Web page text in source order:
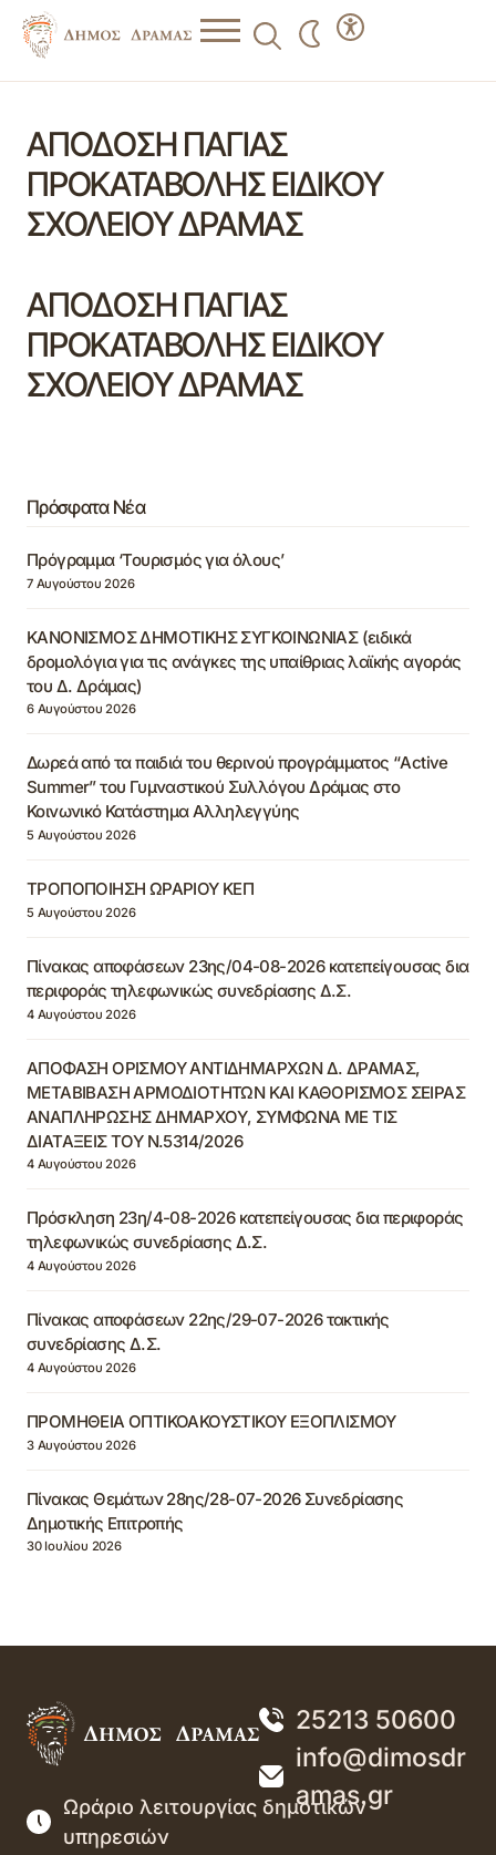
ΑΠΟΔΟΣΗ ΠΑΓΙΑΣ
ΠΡΟΚΑΤΑΒΟΛΗΣ ΕΙΔΙΚΟΥ
ΣΧΟΛΕΙΟΥ ΔΡΑΜΑΣ
ΑΠΟΔΟΣΗ ΠΑΓΙΑΣ
ΠΡΟΚΑΤΑΒΟΛΗΣ ΕΙΔΙΚΟΥ
ΣΧΟΛΕΙΟΥ ΔΡΑΜΑΣ
Πρόσφατα Νέα
Πρόγραμμα ‘Τουρισμός για όλους’
7 Αυγούστου 2026
ΚΑΝΟΝΙΣΜΟΣ ΔΗΜΟΤΙΚΗΣ ΣΥΓΚΟΙΝΩΝΙΑΣ (ειδικά
δρομολόγια για τις ανάγκες της υπαίθριας λαϊκής αγοράς
του Δ. Δράμας)
6 Αυγούστου 2026
Δωρεά από τα παιδιά του θερινού προγράμματος “Active
Summer” του Γυμναστικού Συλλόγου Δράμας στο
Κοινωνικό Κατάστημα Αλληλεγγύης
5 Αυγούστου 2026
ΤΡΟΠΟΠΟΙΗΣΗ ΩΡΑΡΙΟΥ ΚΕΠ
5 Αυγούστου 2026
Πίνακας αποφάσεων 23ης/04-08-2026 κατεπείγουσας δια
περιφοράς τηλεφωνικώς συνεδρίασης Δ.Σ.
4 Αυγούστου 2026
ΑΠΟΦΑΣΗ ΟΡΙΣΜΟΥ ΑΝΤΙΔΗΜΑΡΧΩΝ Δ. ΔΡΑΜΑΣ,
ΜΕΤΑΒΙΒΑΣΗ ΑΡΜΟΔΙΟΤΗΤΩΝ ΚΑΙ ΚΑΘΟΡΙΣΜΟΣ ΣΕΙΡΑΣ
ΑΝΑΠΛΗΡΩΣΗΣ ΔΗΜΑΡΧΟΥ, ΣΥΜΦΩΝΑ ΜΕ ΤΙΣ
ΔΙΑΤΑΞΕΙΣ ΤΟΥ Ν.5314/2026
4 Αυγούστου 2026
Πρόσκληση 23η/4-08-2026 κατεπείγουσας δια περιφοράς
τηλεφωνικώς συνεδρίασης Δ.Σ.
4 Αυγούστου 2026
Πίνακας αποφάσεων 22ης/29-07-2026 τακτικής
συνεδρίασης Δ.Σ.
4 Αυγούστου 2026
ΠΡΟΜΗΘΕΙΑ ΟΠΤΙΚΟΑΚΟΥΣΤΙΚΟΥ ΕΞΟΠΛΙΣΜΟΥ
3 Αυγούστου 2026
Πίνακας Θεμάτων 28ης/28-07-2026 Συνεδρίασης
Δημοτικής Επιτροπής
30 Ιουλίου 2026
25213 50600
info@dimosdr
amas.gr
Ωράριο λειτουργίας δημοτικών
υπηρεσιών